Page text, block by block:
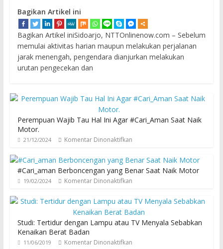
Bagikan Artikel ini
Bagikan Artikel iniSidoarjo, NTTOnlinenow.com – Sebelum
memulai aktivitas harian maupun melakukan perjalanan
jarak menengah, pengendara dianjurkan melakukan
urutan pengecekan dan
Perempuan Wajib Tau Hal Ini Agar #Cari_Aman Saat Naik
Motor.
21/12/2024 Komentar Dinonaktifkan
#Cari_aman Berboncengan yang Benar Saat Naik Motor
19/02/2024 Komentar Dinonaktifkan
Studi: Tertidur dengan Lampu atau TV Menyala Sebabkan
Kenaikan Berat Badan
11/06/2019 Komentar Dinonaktifkan